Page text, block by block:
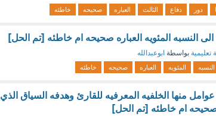
دور دفاع الثالث العباره صحيحه خاطئه
النسبه المئويه العباره صحيحه ام خاطئه [تم الحل]
تعليمية بواسطة ابوعبدالله
النسبه المئويه العباره صحيحه خاطئه
منها الخلفيه المعرفيه للقارئ وهدفه السياق الذي
صحيحه ام خاطئه [تم الحل]